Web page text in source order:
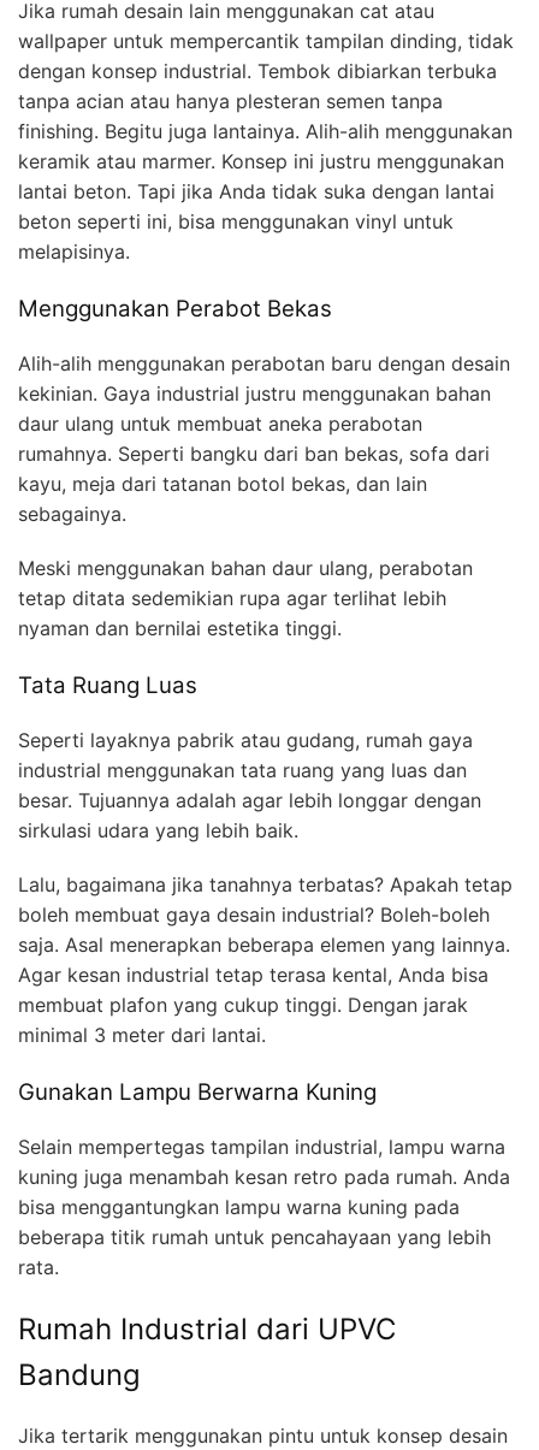
Jika rumah desain lain menggunakan cat atau
wallpaper untuk mempercantik tampilan dinding, tidak
dengan konsep industrial. Tembok dibiarkan terbuka
tanpa acian atau hanya plesteran semen tanpa
finishing. Begitu juga lantainya. Alih-alih menggunakan
keramik atau marmer. Konsep ini justru menggunakan
lantai beton. Tapi jika Anda tidak suka dengan lantai
beton seperti ini, bisa menggunakan vinyl untuk
melapisinya.
Menggunakan Perabot Bekas
Alih-alih menggunakan perabotan baru dengan desain
kekinian. Gaya industrial justru menggunakan bahan
daur ulang untuk membuat aneka perabotan
rumahnya. Seperti bangku dari ban bekas, sofa dari
kayu, meja dari tatanan botol bekas, dan lain
sebagainya.
Meski menggunakan bahan daur ulang, perabotan
tetap ditata sedemikian rupa agar terlihat lebih
nyaman dan bernilai estetika tinggi.
Tata Ruang Luas
Seperti layaknya pabrik atau gudang, rumah gaya
industrial menggunakan tata ruang yang luas dan
besar. Tujuannya adalah agar lebih longgar dengan
sirkulasi udara yang lebih baik.
Lalu, bagaimana jika tanahnya terbatas? Apakah tetap
boleh membuat gaya desain industrial? Boleh-boleh
saja. Asal menerapkan beberapa elemen yang lainnya.
Agar kesan industrial tetap terasa kental, Anda bisa
membuat plafon yang cukup tinggi. Dengan jarak
minimal 3 meter dari lantai.
Gunakan Lampu Berwarna Kuning
Selain mempertegas tampilan industrial, lampu warna
kuning juga menambah kesan retro pada rumah. Anda
bisa menggantungkan lampu warna kuning pada
beberapa titik rumah untuk pencahayaan yang lebih
rata.
Rumah Industrial dari UPVC
Bandung
Jika tertarik menggunakan pintu untuk konsep desain